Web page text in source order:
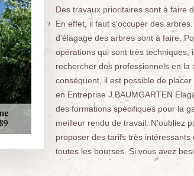
Des travaux prioritaires sont à faire
En effet, il faut s'occuper des
d'élagage des arbres sont à faire.
opérations qui sont très techniques,
rechercher des professionnels en la
conséquent, il est possible de
en Entreprise J.BAUMGARTEN
des formations spécifiques pour la
meilleur rendu de travail. N'oubliez
proposer des tarifs très intéressants
toutes les bourses. Si vous avez